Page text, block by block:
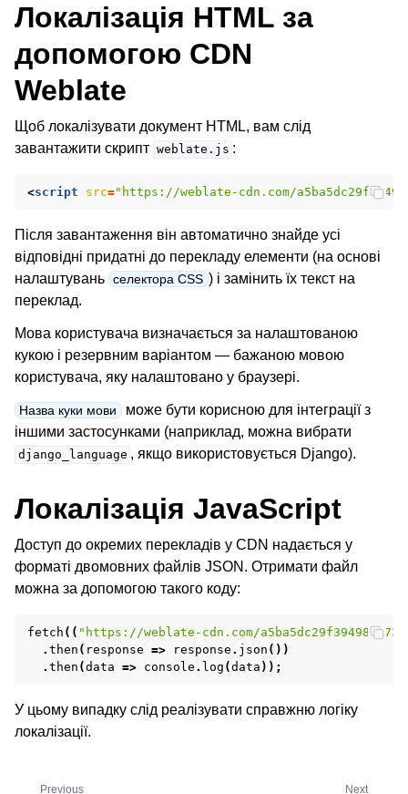
Локалізація HTML за
допомогою CDN
Weblate
Щоб локалізувати документ HTML, вам слід
завантажити скрипт weblate.js :
<script src="https://weblate-cdn.com/
Після завантаження він автоматично знайде усі
відповідні придатні до перекладу елементи (на основі
налаштувань селектора CSS ) і замінить їх текст на
переклад.
Мова користувача визначається за налаштованою
кукою і резервним варіантом — бажаною мовою
користувача, яку налаштовано у браузері.
Назва куки мови може бути корисною для інтеграції з
іншими застосунками (наприклад, можна вибрати
django_language , якщо використовується Django).
Локалізація JavaScript
Доступ до окремих перекладів у CDN надається у
форматі двомовних файлів JSON. Отримати файл
можна за допомогою такого коду:
fetch (( "https://weblate-cdn.com/
. then ( response => response . json ())
. then (data => console . log (data ));
У цьому випадку слід реалізувати справжню логіку
локалізації.
Next
Previous